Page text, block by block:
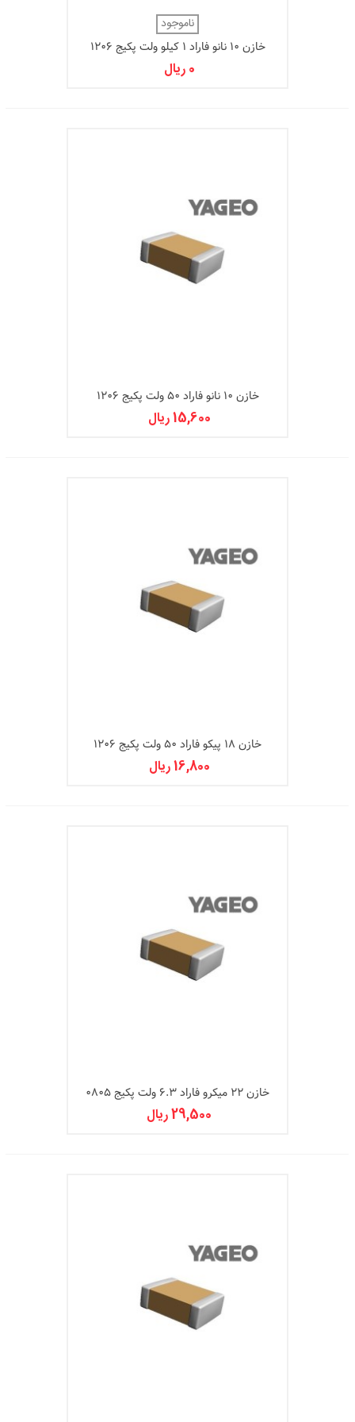
ناموجود
خازن 10 نانو فاراد 1 کیلو ولت پکیج 1206
0 ریال
خازن 10 نانو فاراد 50 ولت پکیج 1206
15,600 ریال
خازن 18 پیکو فاراد 50 ولت پکیج 1206
16,800 ریال
خازن 22 میکرو فاراد 6.3 ولت پکیج 0805
29,500 ریال